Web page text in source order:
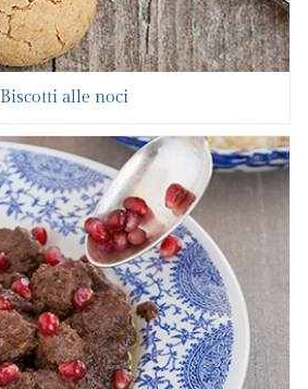
Biscotti alle noci